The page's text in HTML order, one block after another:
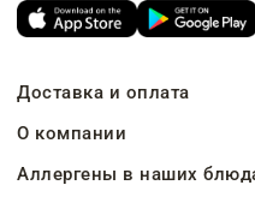
Доставка и оплата
О компании
Аллергены в наших